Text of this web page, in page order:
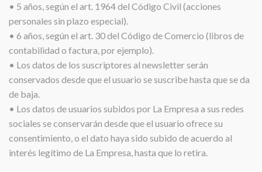
• 5 años, según el art. 1964 del Código Civil (acciones
personales sin plazo especial).
• 6 años, según el art. 30 del Código de Comercio (libros de
contabilidad o factura, por ejemplo).
• Los datos de los suscriptores al newsletter serán
conservados desde que el usuario se suscribe hasta que se da
de baja.
• Los datos de usuarios subidos por La Empresa a sus redes
sociales se conservarán desde que el usuario ofrece su
consentimiento, o el dato haya sido subido de acuerdo al
interés legítimo de La Empresa, hasta que lo retira.